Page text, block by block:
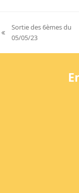
previous
Sortie des 6èmes du
05/05/23